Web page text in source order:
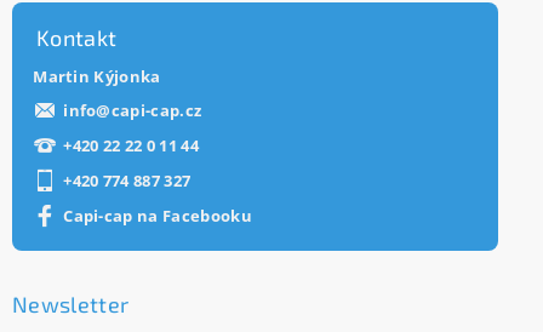
Kontakt
Martin Kýjonka
info@capi-cap.cz
+420 22 22 0 11 44
+420 774 887 327
Capi-cap na Facebooku
Newsletter